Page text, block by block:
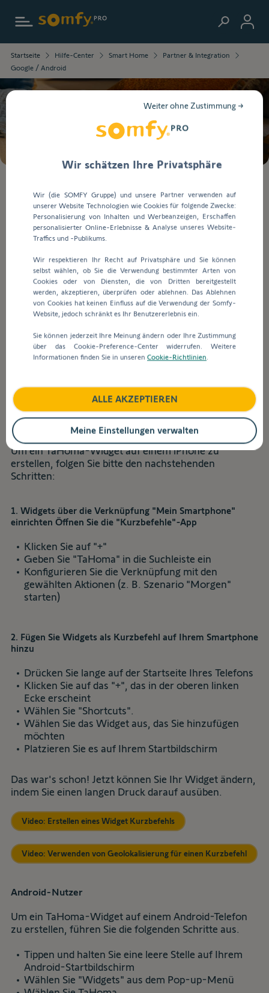
werden
zur
ausführlichen
Startseite Hilfe-Center Smart Home
Partner & Integration
Google / Android
Suche
Eingabe
Werten
Suchleiste
werden
automatisch
Vorschläge
erleichtern.
Google / Android
Zurück zur Startseite
Wie erstellt man Widgets mit der
TaHoma-App?
Wenn sich Ihr Telefon im Energiesparmodus
iOS-Nutzer
Um ein TaHoma-Widget auf einem iPhone zu
erstellen, folgen Sie bitte den nachstehenden
Schritten:
1. Widgets über die Verknüpfung "Mein Smartphone"
einrichten Öffnen Sie die "Kurzbefehle"-App
Klicken Sie auf "+"
Geben Sie "TaHoma" in die Suchleiste ein
Konfigurieren Sie die Verknüpfung mit den
gewählten Aktionen (z. B. Szenario "Morgen"
starten)
2. Fügen Sie Widgets als Kurzbefehl auf Ihrem Smartphone
hinzu
Drücken Sie lange auf der Startseite Ihres Telefons
Klicken Sie auf das "+", das in der oberen linken
Ecke erscheint
Wählen Sie "Shortcuts".
Wählen Sie das Widget aus, das Sie hinzufügen
möchten
Platzieren Sie es auf Ihrem Startbildschirm
Das war's schon! Jetzt können Sie Ihr Widget ändern,
indem Sie einen langen Druck darauf ausüben.
Video: Erstellen eines Widget Kurzbefehls
Video: Verwenden von Geolokalisierung für einen Kurzbefehl
Android-Nutzer
Um ein TaHoma-Widget auf einem Android-Telefon
zu erstellen, führen Sie die folgenden Schritte aus.
Tippen und halten Sie eine leere Stelle auf Ihrem
Android-Startbildschirm
Wählen Sie "Widgets" aus dem Pop-up-Menü
Wir schätzen Ihre Privatsphäre
Wir (die SOMFY Gruppe) und unsere Partner verwenden auf
unserer Website Technologien wie Cookies für folgende Zwecke:
Personalisierung von Inhalten und Werbeanzeigen, Erschaffen
personalisierter Online-Erlebnisse & Analyse unseres Website-
Traffics und -Publikums.
Wir respektieren Ihr Recht auf Privatsphäre und Sie können
selbst wählen, ob Sie die Verwendung bestimmter Arten von
Cookies oder von Diensten, die von Dritten bereitgestellt
werden, akzeptieren, überprüfen oder ablehnen. Das Ablehnen
von Cookies hat keinen Einfluss auf die Verwendung der Somfy-
Website, jedoch schränkt es Ihr Benutzererlebnis ein.
Sie können jederzeit Ihre Meinung ändern oder Ihre Zustimmung
über das Cookie-Preference-Center widerrufen. Weitere
Informationen finden Sie in unseren Cookie-Richtlinien
Weiter ohne Zustimmung →
ALLE AKZEPTIEREN
Meine Einstellungen verwalten